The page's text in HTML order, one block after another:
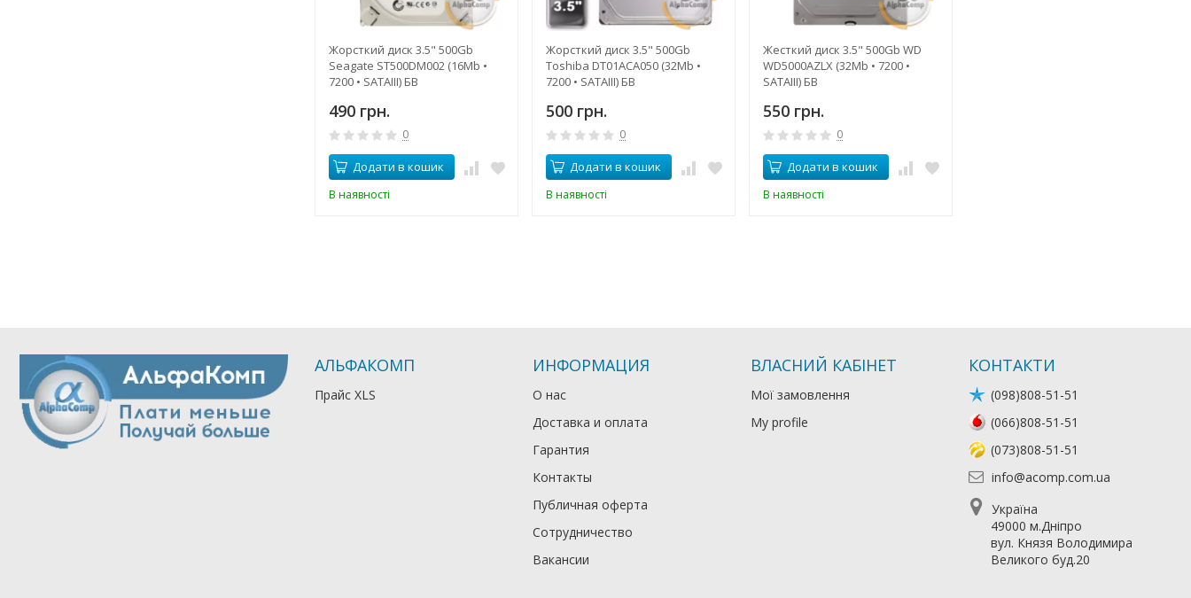
Жорсткий диск 3.5" 500Gb
Seagate ST500DM002 (16Mb •
7200 • SATAIII) БВ
490 грн.
0
Додати в кошик
В наявності
Жорсткий диск 3.5" 500Gb
Toshiba DT01ACA050 (32Mb •
7200 • SATAIII) БВ
500 грн.
0
Додати в кошик
В наявності
Жесткий диск 3.5" 500Gb WD
WD5000AZLX (32Mb • 7200 •
SATAIII) БВ
550 грн.
0
Додати в кошик
В наявності
АЛЬФАКОМП
Прайс XLS
ИНФОРМАЦИЯ
О нас
Доставка и оплата
Гарантия
Контакты
Публичная оферта
Сотрудничество
Вакансии
ВЛАСНИЙ КАБІНЕТ
Мої замовлення
My profile
КОНТАКТИ
(098)808-51-51
(066)808-51-51
(073)808-51-51
info@acomp.com.ua
Україна
49000 м.Дніпро
вул. Князя Володимира
Великого буд.20